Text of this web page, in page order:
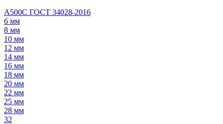
А500С ГОСТ 34028-2016
6 мм
8 мм
10 мм
12 мм
14 мм
16 мм
18 мм
20 мм
22 мм
25 мм
28 мм
32